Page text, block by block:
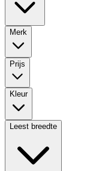
Merk
Prijs
Kleur
Leest breedte